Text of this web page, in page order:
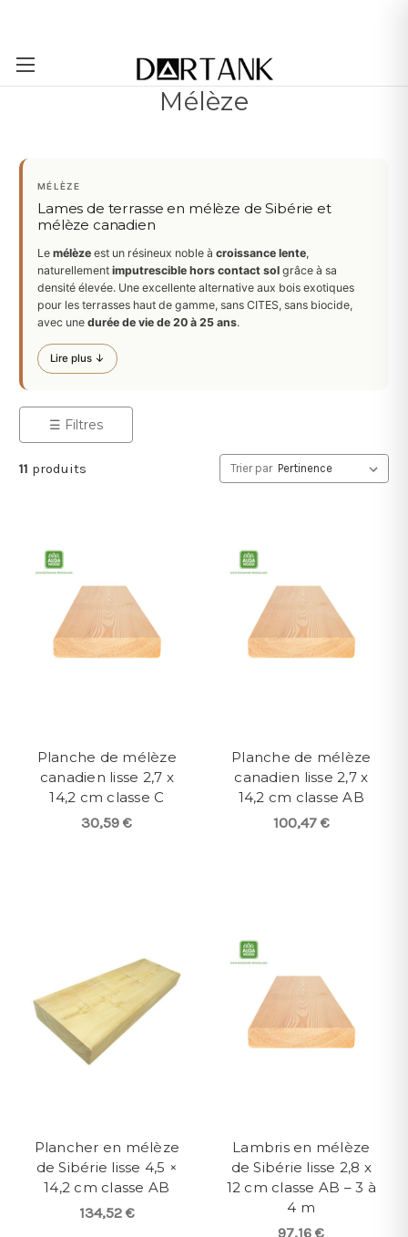
Passer au contenu principal
Mélèze
MÉLÈZE
Lames de terrasse en mélèze de Sibérie et
mélèze canadien
Le mélèze est un résineux noble à croissance lente,
naturellement imputrescible hors contact sol grâce à sa
densité élevée. Une excellente alternative aux bois exotiques
pour les terrasses haut de gamme, sans CITES, sans biocide,
avec une durée de vie de 20 à 25 ans.
Lire plus ↓
☰ Filtres
11 produits Trier par
Planche de mélèze
canadien lisse 2,7 x
14,2 cm classe C
30,59 €
Planche de mélèze
canadien lisse 2,7 x
14,2 cm classe AB
100,47 €
Plancher en mélèze
de Sibérie lisse 4,5 ×
14,2 cm classe AB
134,52 €
Lambris en mélèze
de Sibérie lisse 2,8 x
12 cm classe AB – 3 à
4 m
97,16 €